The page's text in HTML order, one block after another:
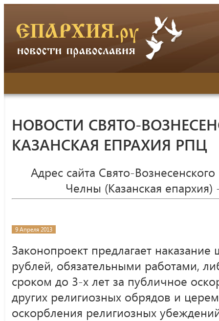
НОВОСТИ СВЯТО-
КАЗАНСКАЯ ЕПРАХИЯ РПЦ
Адрес сайта Свято-
Челны (Казанская
9 Апреля 2013
Законопроект предлагает
рублей, обязательными работами,
сроком до 3-х лет за публичное
других религиозных обрядов и
оскорбления религиозных